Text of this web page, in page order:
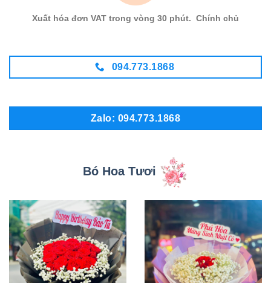
Xuất hóa đơn VAT trong vòng 30 phút. Chính chủ
094.773.1868
Zalo: 094.773.1868
Bó Hoa Tươi